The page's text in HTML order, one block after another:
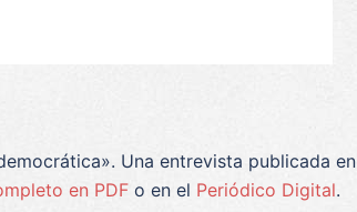
Una entrevista publicada en
en PDF o en el Periódico Digital.